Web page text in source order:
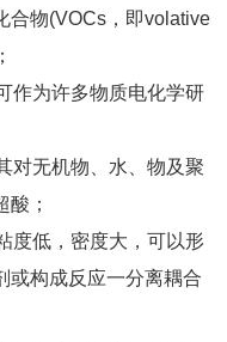
合物(VOCs，即volative
作为许多物质电化学研
对无机物、水、物及聚
；
度低，密度大，可以形
或构成反应一分离耦合